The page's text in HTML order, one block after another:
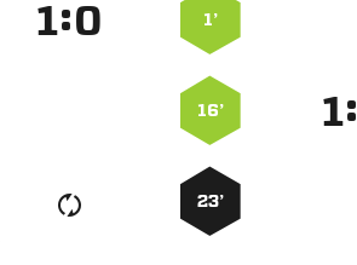
: 1’
16’ :
23’